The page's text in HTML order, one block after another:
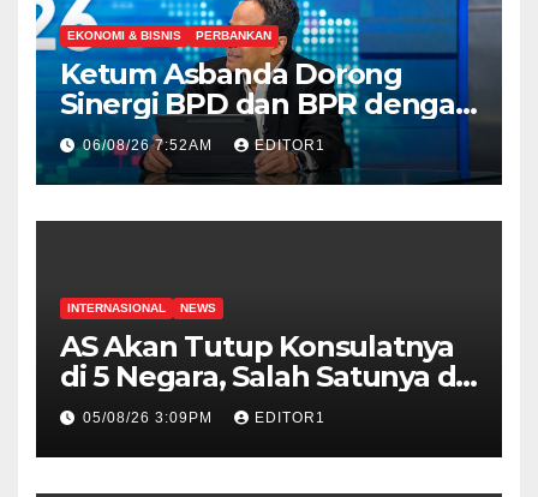
EKONOMI & BISNIS PERBANKAN
Ketum Asbanda Dorong
Sinergi BPD dan BPR dengan
Mitigasi Risiko Ketat
06/08/26 7:52AM EDITOR1
INTERNASIONAL NEWS
AS Akan Tutup Konsulatnya
di 5 Negara, Salah Satunya di
Indonesia
05/08/26 3:09PM EDITOR1